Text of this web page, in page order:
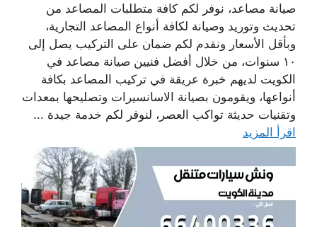
صيانة مصاعد، نوفر لكم كافة متطلبات المصاعد من
تحديث وتوريد وصيانة لكافة أنواع المصاعد التجارية،
وبأقل الأسعار ونقدم لكم ضمان على التركيب يصل إلى
١٠ سنوات، من خلال أفضل فنيين صيانة مصاعد في
الكويت لديهم خبرة عريقة في تركيب المصاعد بكافة
أنواعها، ويقومون بصيانة الاسانسيرات وتصليحها بمعدات
وتقنيات حديثة تواكب العصر، لنوفر لكم خدمة جيدة ...
اقرأ المزيد